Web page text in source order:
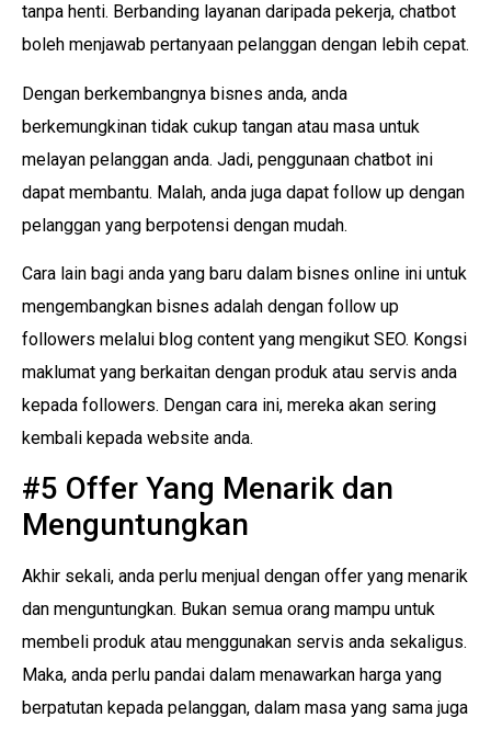
tanpa henti. Berbanding layanan daripada pekerja, chatbot
boleh menjawab pertanyaan pelanggan dengan lebih cepat.
Dengan berkembangnya bisnes anda, anda
berkemungkinan tidak cukup tangan atau masa untuk
melayan pelanggan anda. Jadi, penggunaan chatbot ini
dapat membantu. Malah, anda juga dapat follow up dengan
pelanggan yang berpotensi dengan mudah.
Cara lain bagi anda yang baru dalam bisnes online ini untuk
mengembangkan bisnes adalah dengan follow up
followers melalui blog content yang mengikut SEO. Kongsi
maklumat yang berkaitan dengan produk atau servis anda
kepada followers. Dengan cara ini, mereka akan sering
kembali kepada website anda.
#5 Offer Yang Menarik dan
Menguntungkan
Akhir sekali, anda perlu menjual dengan offer yang menarik
dan menguntungkan. Bukan semua orang mampu untuk
membeli produk atau menggunakan servis anda sekaligus.
Maka, anda perlu pandai dalam menawarkan harga yang
berpatutan kepada pelanggan, dalam masa yang sama juga